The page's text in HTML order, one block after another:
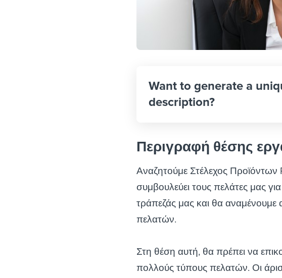
Want to generate a
description?
Περιγραφή θέσης
Αναζητούμε Στέλεχος Προϊόντων
συμβουλεύει τους πελάτες μας
τράπεζάς μας και θα
πελατών.
Στη θέση αυτή, θα πρέπει να
πολλούς τύπους πελατών. Οι